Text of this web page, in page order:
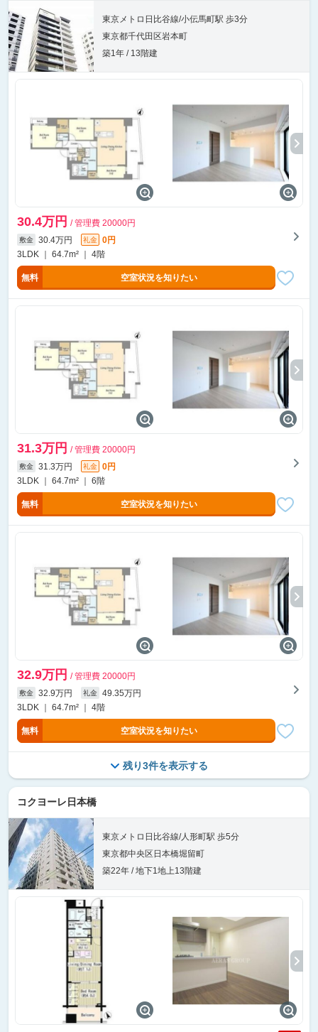
東京メトロ日比谷線/小伝馬町駅 歩3分
東京都千代田区岩本町
築1年 / 13階建
30.4万円 / 管理費 20000円
敷金 30.4万円 礼金
0円
3LDK ｜ 64.7m² ｜ 4階
無料 空室状況を知りたい
31.3万円 / 管理費 20000円
敷金 31.3万円 礼金
0円
3LDK ｜ 64.7m² ｜ 6階
無料 空室状況を知りたい
32.9万円 / 管理費 20000円
敷金 32.9万円 礼金
49.35万円
3LDK ｜ 64.7m² ｜ 4階
無料 空室状況を知りたい
残り3件を表示する
コクヨーレ日本橋
東京メトロ日比谷線/人形町駅 歩5分
東京都中央区日本橋堀留町
築22年 / 地下1地上13階建